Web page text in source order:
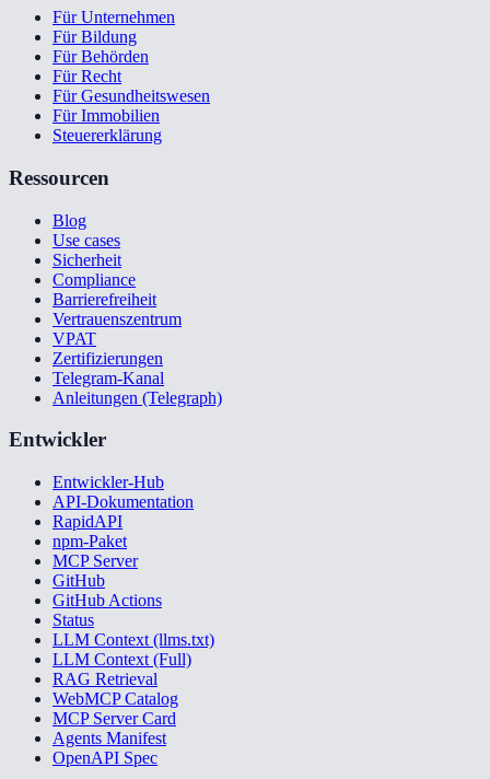
Für Unternehmen
Für Bildung
Für Behörden
Für Recht
Für Gesundheitswesen
Für Immobilien
Steuererklärung
Ressourcen
Blog
Use cases
Sicherheit
Compliance
Barrierefreiheit
Vertrauenszentrum
VPAT
Zertifizierungen
Telegram-Kanal
Anleitungen (Telegraph)
Entwickler
Entwickler-Hub
API-Dokumentation
RapidAPI
npm-Paket
MCP Server
GitHub
GitHub Actions
Status
LLM Context (llms.txt)
LLM Context (Full)
RAG Retrieval
WebMCP Catalog
MCP Server Card
Agents Manifest
OpenAPI Spec